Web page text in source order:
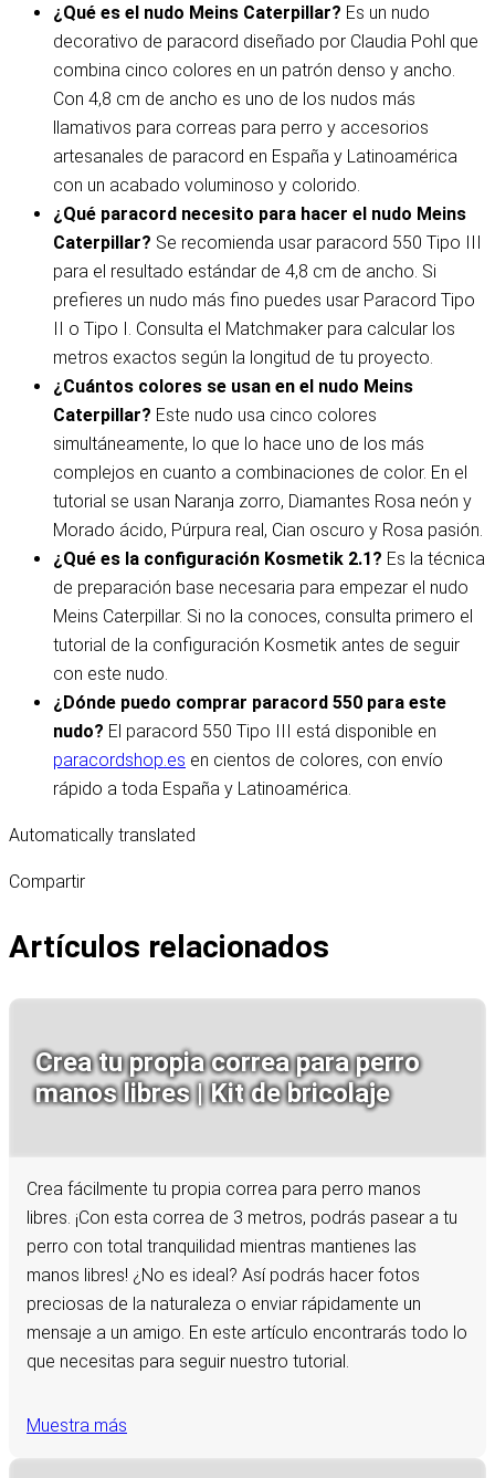
¿Qué es el nudo Meins Caterpillar? Es un nudo
decorativo de paracord diseñado por Claudia Pohl que
combina cinco colores en un patrón denso y ancho.
Con 4,8 cm de ancho es uno de los nudos más
llamativos para correas para perro y accesorios
artesanales de paracord en España y Latinoamérica
con un acabado voluminoso y colorido.
¿Qué paracord necesito para hacer el nudo Meins
Caterpillar? Se recomienda usar paracord 550 Tipo III
para el resultado estándar de 4,8 cm de ancho. Si
prefieres un nudo más fino puedes usar Paracord Tipo
II o Tipo I. Consulta el Matchmaker para calcular los
metros exactos según la longitud de tu proyecto.
¿Cuántos colores se usan en el nudo Meins
Caterpillar? Este nudo usa cinco colores
simultáneamente, lo que lo hace uno de los más
complejos en cuanto a combinaciones de color. En el
tutorial se usan Naranja zorro, Diamantes Rosa neón y
Morado ácido, Púrpura real, Cian oscuro y Rosa pasión.
¿Qué es la configuración Kosmetik 2.1? Es la técnica
de preparación base necesaria para empezar el nudo
Meins Caterpillar. Si no la conoces, consulta primero el
tutorial de la configuración Kosmetik antes de seguir
con este nudo.
¿Dónde puedo comprar paracord 550 para este
nudo? El paracord 550 Tipo III está disponible en
paracordshop.es en cientos de colores, con envío
rápido a toda España y Latinoamérica.
Automatically translated
Compartir
Artículos relacionados
Crea tu propia correa para perro
manos libres | Kit de bricolaje
Crea fácilmente tu propia correa para perro manos
libres. ¡Con esta correa de 3 metros, podrás pasear a tu
perro con total tranquilidad mientras mantienes las
manos libres! ¿No es ideal? Así podrás hacer fotos
preciosas de la naturaleza o enviar rápidamente un
mensaje a un amigo. En este artículo encontrarás todo lo
que necesitas para seguir nuestro tutorial.
Muestra más